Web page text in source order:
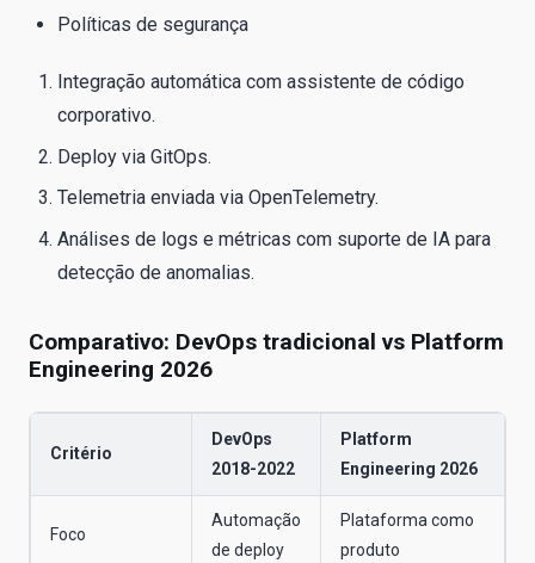
Políticas de segurança
Integração automática com assistente de código
corporativo.
Deploy via GitOps.
Telemetria enviada via OpenTelemetry.
Análises de logs e métricas com suporte de IA para
detecção de anomalias.
Comparativo: DevOps tradicional vs Platform
Engineering 2026
Critério
DevOps
2018-2022
Platform
Engineering 2026
Foco
Automação
de deploy
Plataforma como
produto